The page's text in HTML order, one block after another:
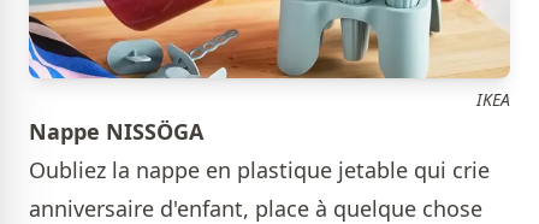
IKEA
Nappe NISSÖGA
Oubliez la nappe en plastique jetable qui crie
anniversaire d'enfant, place à quelque chose